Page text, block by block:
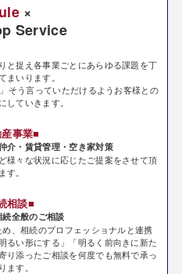
×
Service
と捉え各事業ごとにあらゆる課題を丁
まいります。
そう言っていただけるようお客様との
していきます。
事業■
介・賃貸管理・空き家対策
様々な状況に応じたご提案をさせて頂
す。
相談■
全般のご相談
、相続のプロフェッショナルと連携
るい形にする」「明るく前向きに新た
り添ったご相談を何度でも無料で承っ
ます。